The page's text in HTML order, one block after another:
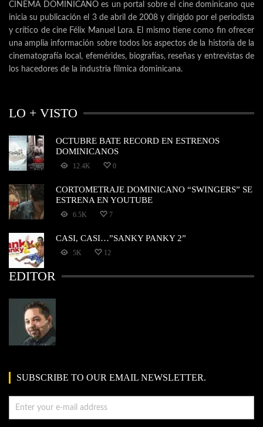
CINEMA DOMINICANO es un portal sobre el cine dominicano que
inicia su publicación el 3 de abril de 2008 y dirigido por el periodista
y crítico de cine Félix Manuel Lora. El mismo tiene como fin ofrecer
una amplia información sobre todos los aspectos de la historia de la
cinematografía local, efemérides, biografías, reseñas y entrevistas de
los hacedores de la industria fílmica dominicana.
LO + VISTO
OCTUBRE BATE RECORD EN ESTRENOS
DOMINICANOS
12.4K 0
CORTOMETRAJE DOMINICANO “SWINGERS” SE
ESTRENA EN YOUTUBE
6.5K 7
CASI, CASI…”SANKY PANKY 2”
5K 12
EDITOR
SUBSCRIBE TO OUR EMAIL NEWSLETTER.